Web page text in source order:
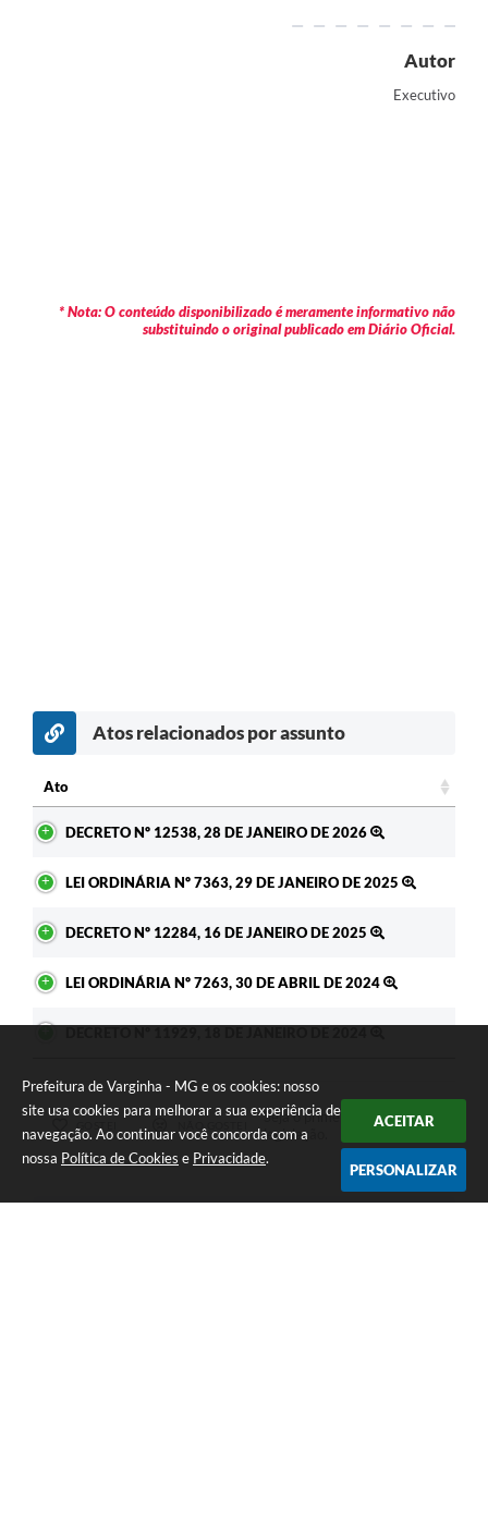
Prefeitura de Varginha - MG e os cookies: nosso
site usa cookies para melhorar a sua experiência de
navegação. Ao continuar você concorda com a
nossa Política de Cookies e Privacidade.
ACEITAR
PERSONALIZAR
Autor
Executivo
* Nota: O conteúdo disponibilizado é meramente informativo não
substituindo o original publicado em Diário Oficial.
Atos relacionados por assunto
Ato
DECRETO Nº 12538, 28 DE JANEIRO DE 2026
LEI ORDINÁRIA Nº 7363, 29 DE JANEIRO DE 2025
DECRETO Nº 12284, 16 DE JANEIRO DE 2025
LEI ORDINÁRIA Nº 7263, 30 DE ABRIL DE 2024
Seja o primeiro a curtir esta
legislação.